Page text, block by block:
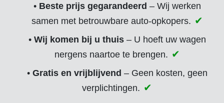
• Beste prijs gegarandeerd – Wij werken
samen met betrouwbare auto-opkopers.
• Wij komen bij u thuis– U hoeft uw wagen
nergens naartoe te brengen.
• Gratis en vrijblijvend – Geen kosten, geen
verplichtingen.